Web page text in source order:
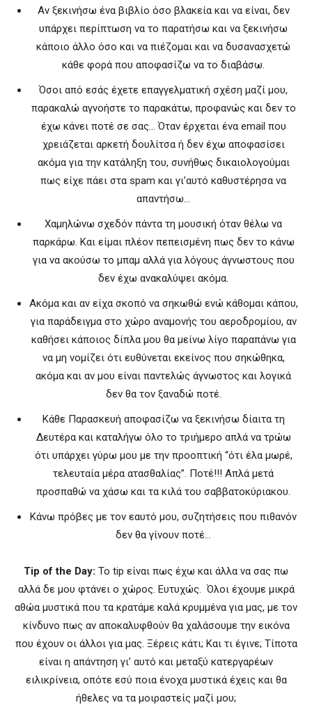
Αν ξεκινήσω ένα βιβλίο όσο βλακεία και να είναι, δεν
υπάρχει περίπτωση να το παρατήσω και να ξεκινήσω
κάποιο άλλο όσο και να πιέζομαι και να δυσανασχετώ
κάθε φορά που αποφασίζω να το διαβάσω.
Όσοι από εσάς έχετε επαγγελματική σχέση μαζί μου,
παρακαλώ αγνοήστε το παρακάτω, προφανώς και δεν το
έχω κάνει ποτέ σε σας… Όταν έρχεται ένα email που
χρειάζεται αρκετή δουλίτσα ή δεν έχω αποφασίσει
ακόμα για την κατάληξη του, συνήθως δικαιολογούμαι
πως είχε πάει στα spam και γι’αυτό καθυστέρησα να
απαντήσω…
Χαμηλώνω σχεδόν πάντα τη μουσική όταν θέλω να
παρκάρω. Και είμαι πλέον πεπεισμένη πως δεν το κάνω
για να ακούσω το μπαμ αλλά για λόγους άγνωστους που
δεν έχω ανακαλύψει ακόμα.
Ακόμα και αν είχα σκοπό να σηκωθώ ενώ κάθομαι κάπου,
για παράδειγμα στο χώρο αναμονής του αεροδρομίου, αν
καθήσει κάποιος δίπλα μου θα μείνω λίγο παραπάνω για
να μη νομίζει ότι ευθύνεται εκείνος που σηκώθηκα,
ακόμα και αν μου είναι παντελώς άγνωστος και λογικά
δεν θα τον ξαναδώ ποτέ.
Κάθε Παρασκευή αποφασίζω να ξεκινήσω δίαιτα τη
Δευτέρα και καταλήγω όλο το τριήμερο απλά να τρώω
ότι υπάρχει γύρω μου με την προοπτική “ότι έλα μωρέ,
τελευταία μέρα ατασθαλίας”. Ποτέ!!! Απλά μετά
προσπαθώ να χάσω και τα κιλά του σαββατοκύριακου.
Κάνω πρόβες με τον εαυτό μου, συζητήσεις που πιθανόν
δεν θα γίνουν ποτέ…
Tip of the Day: Το tip είναι πως έχω και άλλα να σας πω
αλλά δε μου φτάνει ο χώρος. Ευτυχώς. Όλοι έχουμε μικρά
αθώα μυστικά που τα κρατάμε καλά κρυμμένα για μας, με τον
κίνδυνο πως αν αποκαλυφθούν θα χαλάσουμε την εικόνα
που έχουν οι άλλοι για μας. Ξέρεις κάτι; Και τι έγινε; Τίποτα
είναι η απάντηση γι’ αυτό και μεταξύ κατεργαρέων
ειλικρίνεια, οπότε εσύ ποια ένοχα μυστικά έχεις και θα
ήθελες να τα μοιραστείς μαζί μου;